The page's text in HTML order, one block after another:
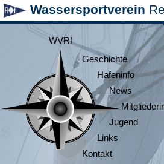
Wassersportverein
WVRf
Geschichte
Hafeninfo
News
Jugend
Links
Kontakt